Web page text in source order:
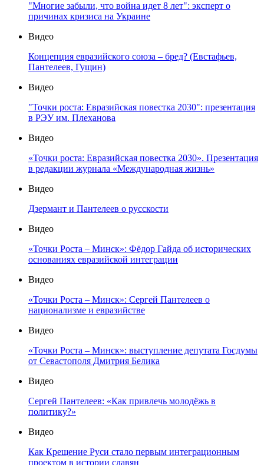
"Многие забыли, что война идет 8 лет": эксперт о
причинах кризиса на Украине
Видео
Концепция евразийского союза – бред? (Евстафьев,
Пантелеев, Гущин)
Видео
"Точки роста: Евразийская повестка 2030": презентация
в РЭУ им. Плеханова
Видео
«Точки роста: Евразийская повестка 2030». Презентация
в редакции журнала «Международная жизнь»
Видео
Дзермант и Пантелеев о русскости
Видео
«Точки Роста – Минск»: Фёдор Гайда об исторических
основаниях евразийской интеграции
Видео
«Точки Роста – Минск»: Сергей Пантелеев о
национализме и евразийстве
Видео
«Точки Роста – Минск»: выступление депутата Госдумы
от Севастополя Дмитрия Белика
Видео
Сергей Пантелеев: «Как привлечь молодёжь в
политику?»
Видео
Как Крещение Руси стало первым интеграционным
проектом в истории славян